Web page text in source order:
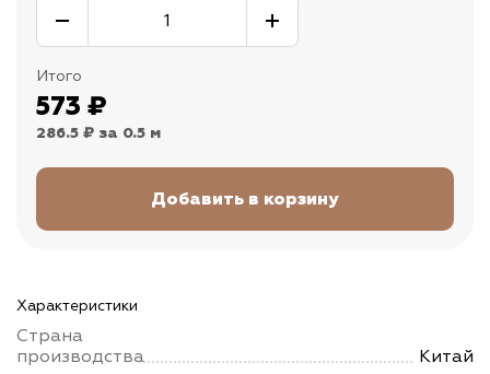
Итого
573 ₽
286.5 ₽ за 0.5 м
Характеристики
Страна
производства
Китай